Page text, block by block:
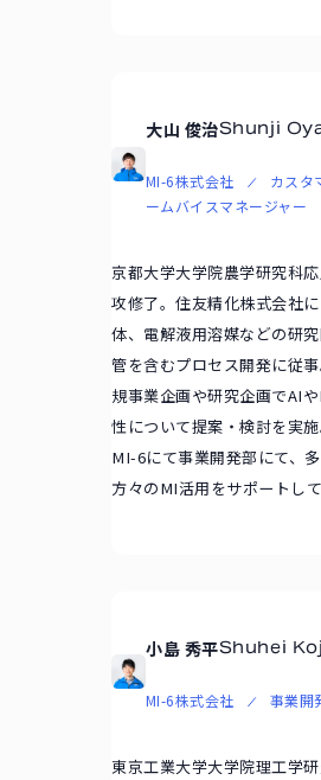
大山 俊治Shunji
MI-6株式会社
カスタ
ームバイスマネージャー
京都大学大学院農学研究科
攻修了。住友精化株式会社
体、電解液用溶媒などの研
管を含むプロセス開発に従
規事業企画や研究企画でAI
性について提案・検討を実施
MI-6にて事業開発部にて、
方々のMI活用をサポートして
小島 秀平Shuhei
MI-6株式会社 事業開
東京工業大学大学院理工学